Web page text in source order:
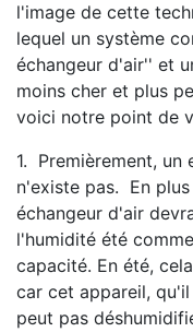
l'image de cette
lequel un système
échangeur d'air'' et
moins cher et plus
voici notre point de
1. Premièrement, un
n'existe pas. En
échangeur d'air
l'humidité été
capacité. En été,
car cet appareil,
peut pas